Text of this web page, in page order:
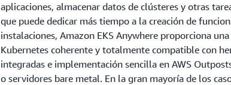
aplicaciones, almacenar datos de clústeres y otras
que puede dedicar más tiempo a la creación de
instalaciones, Amazon EKS Anywhere proporciona
Kubernetes coherente y totalmente compatible con
integradas e implementación sencilla en AWS
o servidores bare metal. En la gran mayoría de los